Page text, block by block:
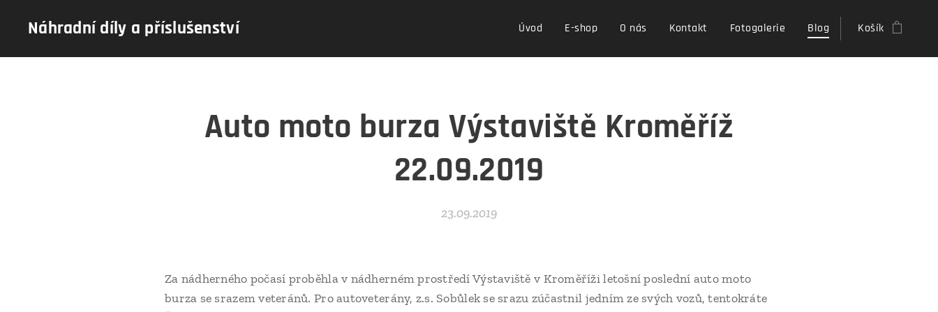
Náhradní díly a příslušenství Úvod E-shop O nás Kontakt Fotogalerie Blog Košík
Auto moto burza Výstaviště Kroměříž
22.09.2019
23.09.2019
Za nádherného počasí proběhla v nádherném prostředí Výstaviště v Kroměříži letošní poslední auto moto
burza se srazem veteránů. Pro autoveterány, z.s. Sobůlek se srazu zúčastnil jedním ze svých vozů, tentokráte